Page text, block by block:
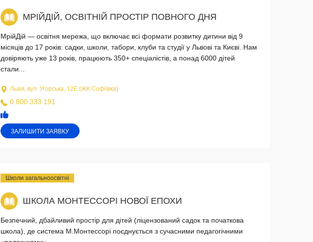
МРІЙДІЙ, ОСВІТНІЙ ПРОСТІР ПОВНОГО ДНЯ
МрійДій — освітня мережа, що включає всі формати розвитку дитини від 9
місяців до 17 років: садки, школи, табори, клуби та студії у Львові та Києві. Нам
довіряють уже 13 років, працюють 350+ спеціалістів, а понад 6000 дітей
стали...
Львів, вул. Угорська, 12Е (ЖК Софіївка)
0 800 333 191
ЗАЛИШИТИ ЗАЯВКУ
Школи загальноосвітні
ШКОЛА МОНТЕССОРІ НОВОЇ ЕПОХИ
Безпечний, дбайливий простір для дітей (ліцензований садок та початкова
школа), де система М.Монтессорі поєднується з сучасними педагогічними